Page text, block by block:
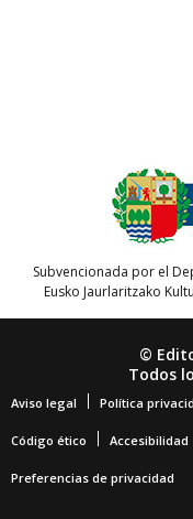
Subvencionada por el
Eusko Jaurlaritzako
©
Todos
Aviso legal Política
Código ético Accesibilidad
Preferencias de privacidad